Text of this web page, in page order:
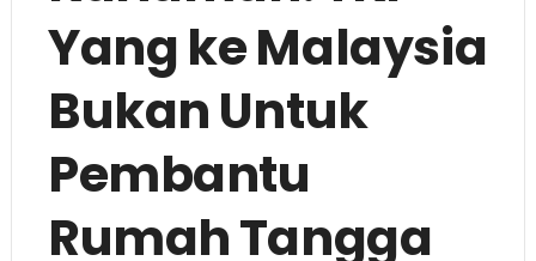
Yang ke Malaysia
Bukan Untuk
Pembantu
Rumah Tangga